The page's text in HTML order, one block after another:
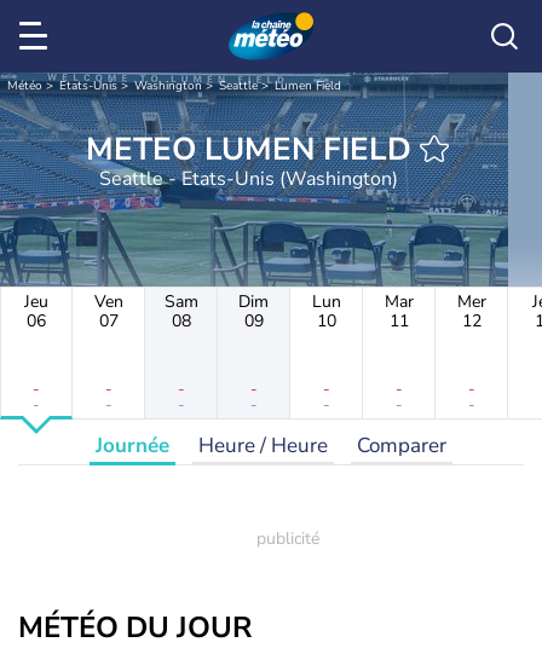
Météo Etats-Unis Washington Seattle Lumen Field
METEO LUMEN FIELD
Seattle - Etats-Unis (Washington)
Jeu
06
-
-
Ven
07
-
-
Sam
08
-
-
Dim
09
-
-
Lun
10
-
-
Mar
11
-
-
Mer
12
-
-
Journée Heure / Heure Comparer
MÉTÉO DU JOUR